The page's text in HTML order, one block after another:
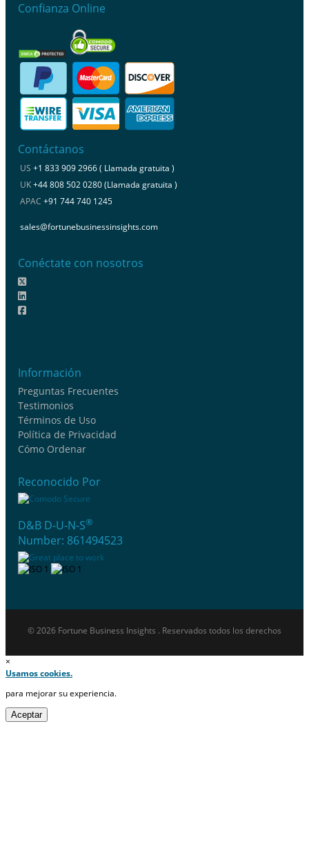
Confianza Online
Contáctanos
US +1 833 909 2966 ( Llamada gratuita )
UK+44 808 502 0280 (Llamada gratuita )
APAC +91 744 740 1245
sales@fortunebusinessinsights.com
Conéctate con nosotros
Información
Preguntas Frecuentes
Testimonios
Términos de Uso
Política de Privacidad
Cómo Ordenar
Reconocido Por
D&B D-U-N-S®
Number: 861494523
© 2026 Fortune Business Insights . Reservados todos los derechos
×
Usamos cookies.
para mejorar su experiencia.
Aceptar